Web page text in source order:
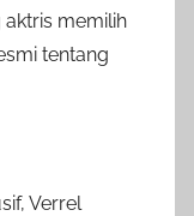
memilih
tentang
Verrel